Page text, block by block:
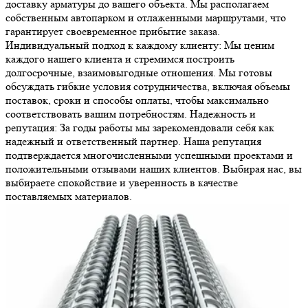
доставку арматуры до вашего объекта. Мы располагаем
собственным автопарком и отлаженными маршрутами, что
гарантирует своевременное прибытие заказа.
Индивидуальный подход к каждому клиенту: Мы ценим
каждого нашего клиента и стремимся построить
долгосрочные, взаимовыгодные отношения. Мы готовы
обсуждать гибкие условия сотрудничества, включая объемы
поставок, сроки и способы оплаты, чтобы максимально
соответствовать вашим потребностям. Надежность и
репутация: За годы работы мы зарекомендовали себя как
надежный и ответственный партнер. Наша репутация
подтверждается многочисленными успешными проектами и
положительными отзывами наших клиентов. Выбирая нас, вы
выбираете спокойствие и уверенность в качестве
поставляемых материалов.